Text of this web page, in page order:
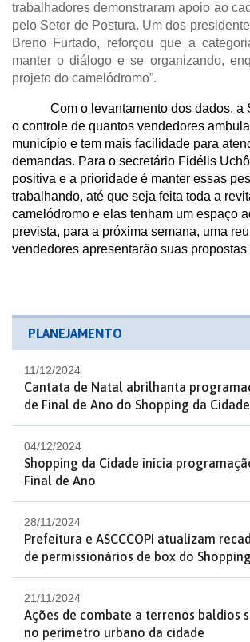
trabalhadores demonstraram apoio ao
pelo Setor de Postura. Um dos
Breno Furtado, reforçou que a
manter o diálogo e se organizando,
projeto do camelódromo”.
Com o levantamento dos dados, a
o controle de quantos vendedores
município e tem mais facilidade para
demandas. Para o secretário Fidélis
positiva e a prioridade é manter essas
trabalhando, até que seja feita toda a
camelódromo e elas tenham um espaço
prevista, para a próxima semana, uma
vendedores apresentarão suas propostas
PLANEJAMENTO
11/12/2024
Cantata de Natal abrilhanta
de Final de Ano do Shopping da Cidade
04/12/2024
Shopping da Cidade inicia
Final de Ano
28/11/2024
Prefeitura e ASCCCOPI atualizam
de permissionários de box do
21/11/2024
Ações de combate a terrenos baldios
no perímetro urbano da cidade